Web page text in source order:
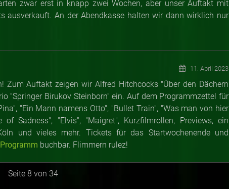
zwar erst in knapp zwei Wochen, aber unser Auftakt mit
ausverkauft. An der Abendkasse halten wir dann wirklich nur
11. April 2023
Auftakt zeigen wir Alfred Hitchcocks "Über den Dächern
"Springer Birukov Steinborn" ein. Auf dem Programmzettel für
"Ein Mann namens Otto", "Bullet Train", "Was man von hier
Sadness", "Elvis", "Maigret", Kurzfilmrollen, Previews, ein
und vieles mehr. Tickets für das Startwochenende und
Programm buchbar. Flimmern rulez!
Seite 8 von 34